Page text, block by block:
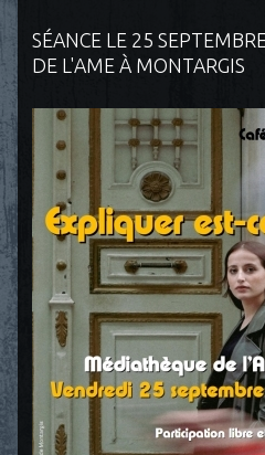
SÉANCE LE 25
DE L'AME À MONTARGIS